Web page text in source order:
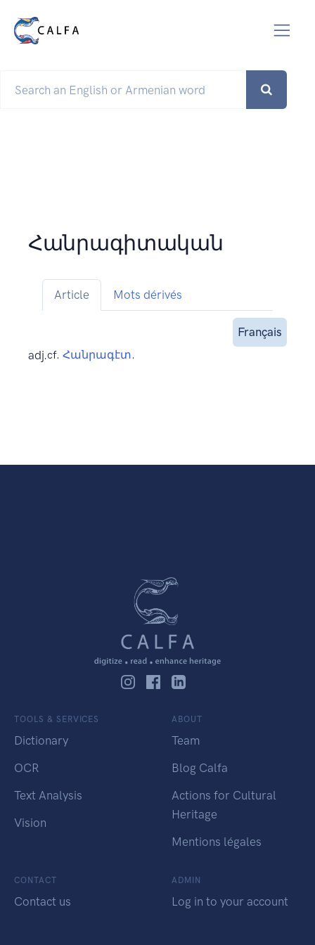
Հանրագիտական
Article Mots dérivés
Français
adj.cf.Հանրագէտ.
TOOLS & SERVICES
Dictionary
OCR
Text Analysis
Vision
ABOUT
Team
Blog Calfa
Actions for Cultural
Heritage
Mentions légales
CONTACT
Contact us
ADMIN
Log in to your account